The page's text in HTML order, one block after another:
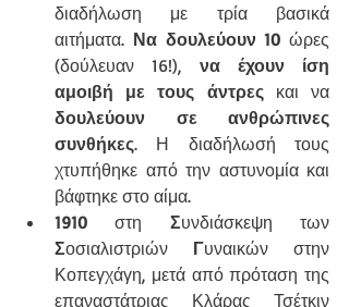
διαδήλωση με τρία βασικά
αιτήματα. Να δουλεύουν 10 ώρες
(δούλευαν 16!), να έχουν ίση
αμοιβή με τους άντρες
δουλεύουν σε ανθρώπινες
συνθήκες. Η διαδήλωσή τους
χτυπήθηκε από την αστυνομία και
βάφτηκε στο αίμα.
1910 στη Σ
Σοσιαλιστριών Γυναικών στην
Κοπεγχάγη, μετά από πρόταση της